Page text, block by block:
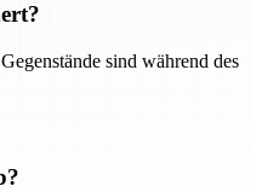
sind während des